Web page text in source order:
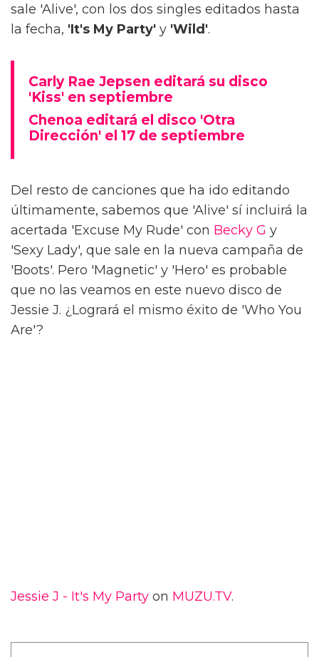
sale 'Alive', con los dos singles editados hasta
la fecha, 'It's My Party' y 'Wild'.
Carly Rae Jepsen editará su disco
'Kiss' en septiembre
Chenoa editará el disco 'Otra
Dirección' el 17 de septiembre
Del resto de canciones que ha ido editando
últimamente, sabemos que 'Alive' sí incluirá la
acertada 'Excuse My Rude' con Becky G y
'Sexy Lady', que sale en la nueva campaña de
'Boots'. Pero 'Magnetic' y 'Hero' es probable
que no las veamos en este nuevo disco de
Jessie J. ¿Logrará el mismo éxito de 'Who You
Are'?
Jessie J - It's My Party on MUZU.TV.